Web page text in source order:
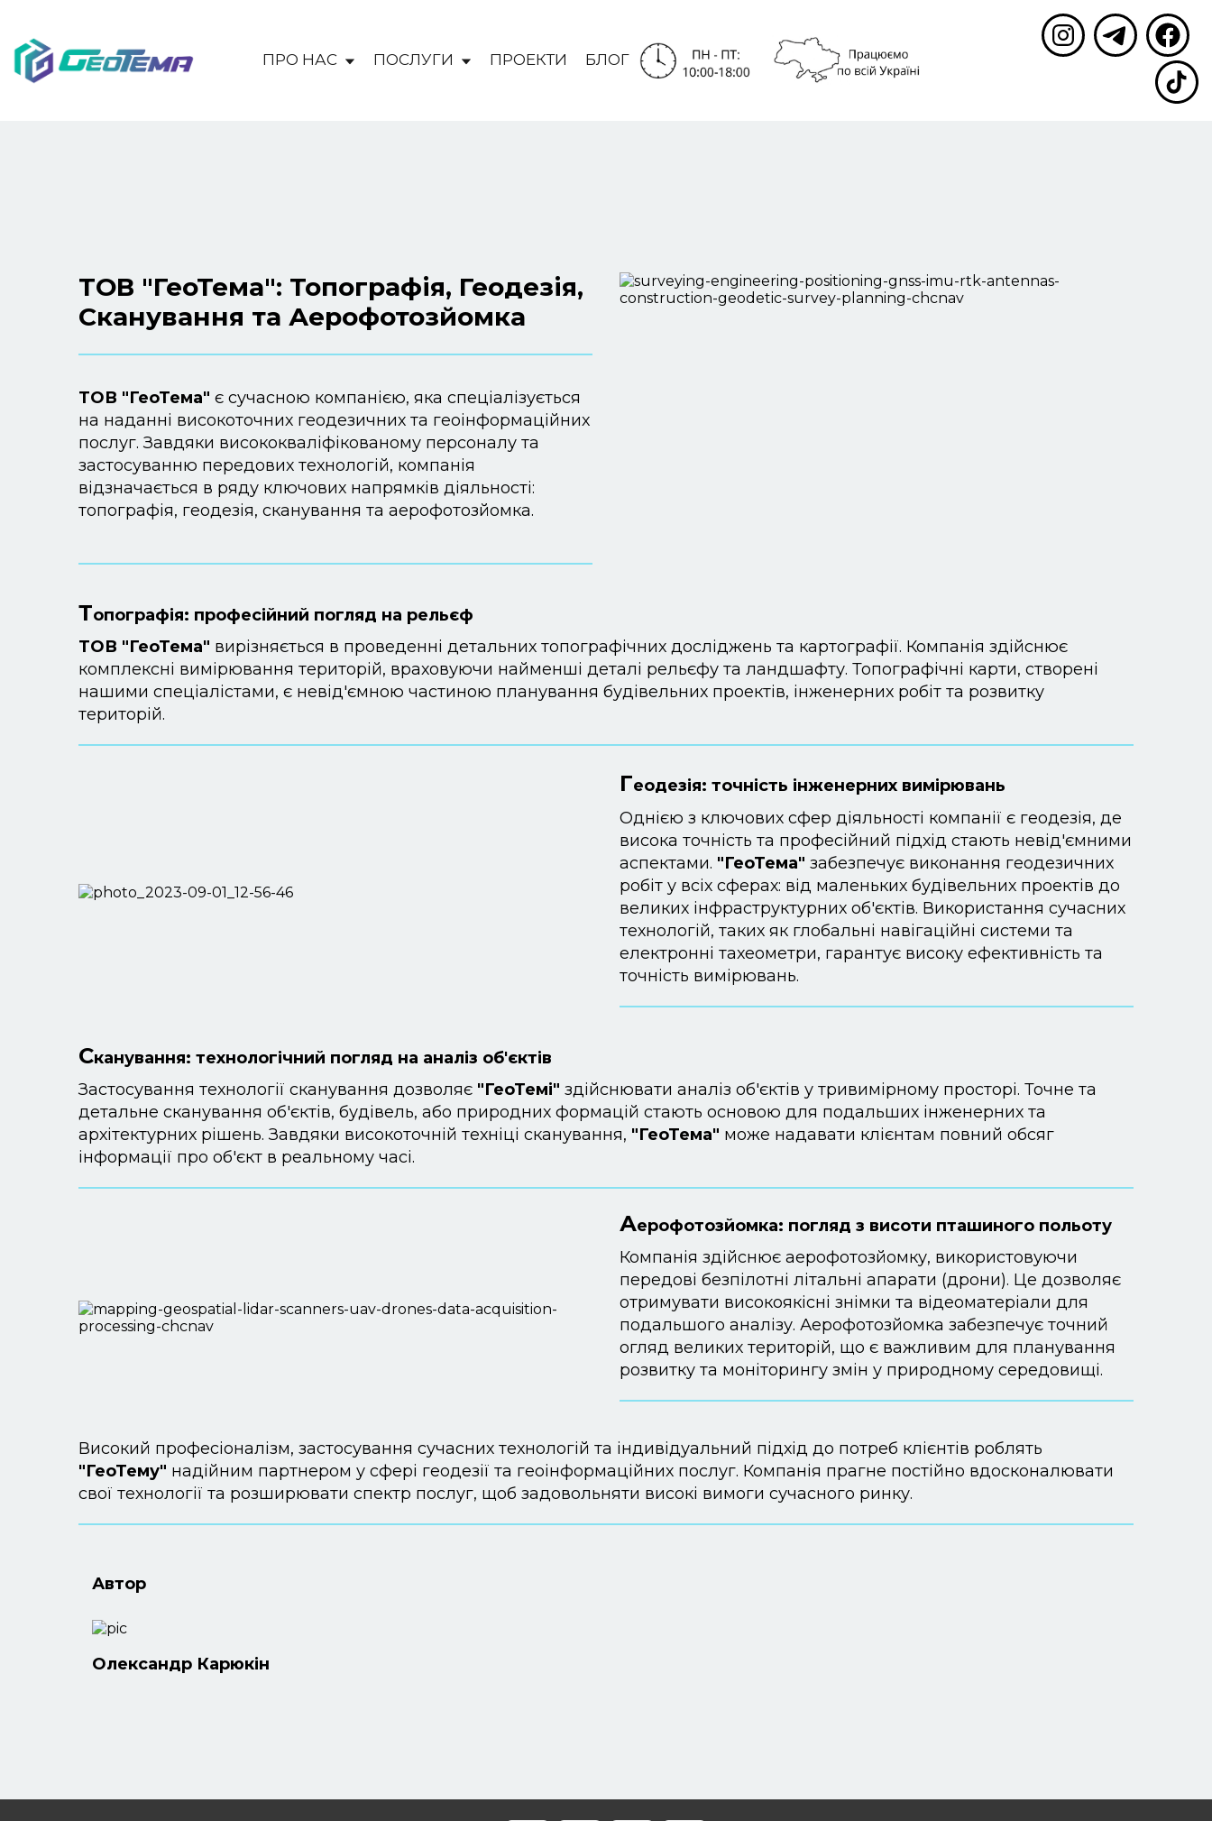
ПРО НАС ПОСЛУГИ ПРОЕКТИ БЛОГ
20:00
Україні
+38 (068) 005 21 03
ТОВ "ГеоТема": Топографія, Геодезія,
Сканування та Аерофотозйомка
ТОВ "ГеоТема" є сучасною компанією, яка спеціалізується
на наданні високоточних геодезичних та геоінформаційних
послуг. Завдяки висококваліфікованому персоналу та
застосуванню передових технологій, компанія
відзначається в ряду ключових напрямків діяльності:
топографія, геодезія, сканування та аерофотозйомка.
Топографія: професійний погляд на рельєф
ТОВ "ГеоТема" вирізняється в проведенні детальних топографічних досліджень та картографії. Компанія здійснює
комплексні вимірювання територій, враховуючи найменші деталі рельєфу та ландшафту. Топографічні карти, створені
нашими спеціалістами, є невід'ємною частиною планування будівельних проектів, інженерних робіт та розвитку
територій.
Геодезія: точність інженерних вимірювань
Однією з ключових сфер діяльності компанії є геодезія, де
висока точність та професійний підхід стають невід'ємними
аспектами. "ГеоТема" забезпечує виконання геодезичних
робіт у всіх сферах: від маленьких будівельних проектів до
великих інфраструктурних об'єктів. Використання сучасних
технологій, таких як глобальні навігаційні системи та
електронні тахеометри, гарантує високу ефективність та
точність вимірювань.
Сканування: технологічний погляд на аналіз об'єктів
Застосування технології сканування дозволяє "ГеоТемі" здійснювати аналіз об'єктів у тривимірному просторі. Точне та
детальне сканування об'єктів, будівель, або природних формацій стають основою для подальших інженерних та
архітектурних рішень. Завдяки високоточній техніці сканування, "ГеоТема" може надавати клієнтам повний обсяг
інформації про об'єкт в реальному часі.
Аерофотозйомка: погляд з висоти пташиного польоту
Компанія здійснює аерофотозйомку, використовуючи
передові безпілотні літальні апарати (дрони). Це дозволяє
отримувати високоякісні знімки та відеоматеріали для
подальшого аналізу. Аерофотозйомка забезпечує точний
огляд великих територій, що є важливим для планування
розвитку та моніторингу змін у природному середовищі.
Високий професіоналізм, застосування сучасних технологій та індивідуальний підхід до потреб клієнтів роблять
"ГеоТему" надійним партнером у сфері геодезії та геоінформаційних послуг. Компанія прагне постійно вдосконалювати
свої технології та розширювати спектр послуг, щоб задовольняти високі вимоги сучасного ринку.
Автор
Олександр Карюкін